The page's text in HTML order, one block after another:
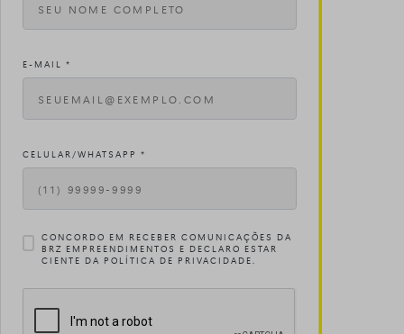
E-MAIL *
CELULAR/WHATSAPP *
CONCORDO EM RECEBER COMUNICAÇÕES DA
BRZ EMPREENDIMENTOS E DECLARO ESTAR
CIENTE DA POLÍTICA DE PRIVACIDADE.